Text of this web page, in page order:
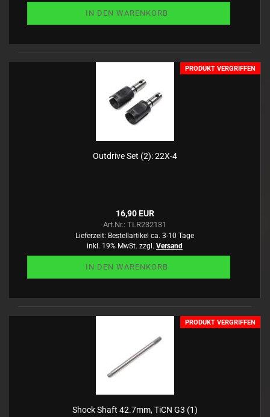
IN DEN WARENKORB
PRODUKT VERGRIFFEN
Outdrive Set (2): 22X-4
16,90 EUR
Art.Nr.: TLR232131
Lieferzeit: Bestellartikel ca. 3-10 Tage
inkl. 19% MwSt. zzgl. Versand
IN DEN WARENKORB
PRODUKT VERGRIFFEN
Shock Shaft 42.7mm, TiCN G3 (1)